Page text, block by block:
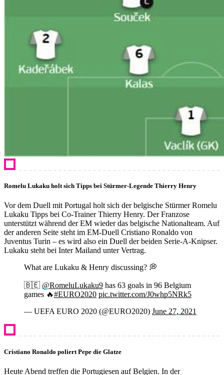
Romelu Lukaku holt sich Tipps bei Stürmer-Legende Thierry Henry
Vor dem Duell mit Portugal holt sich der belgische Stürmer Romelu
Lukaku Tipps bei Co-Trainer Thierry Henry. Der Franzose
unterstützt während der EM wieder das belgische Nationalteam. Auf
der anderen Seite steht im EM-Duell Cristiano Ronaldo von
Juventus Turin – es wird also ein Duell der beiden Serie-A-Knipser.
Lukaku steht bei Inter Mailand unter Vertrag.
What are Lukaku & Henry discussing? 💭
🇧🇪 @RomeluLukaku9 has 63 goals in 96 Belgium
games 🔥#EURO2020 pic.twitter.com/J0whp5NRk5
— UEFA EURO 2020 (@EURO2020) June 27, 2021
Cristiano Ronaldo poliert Pepe die Glatze
Heute Abend treffen die Portugiesen auf Belgien. In der